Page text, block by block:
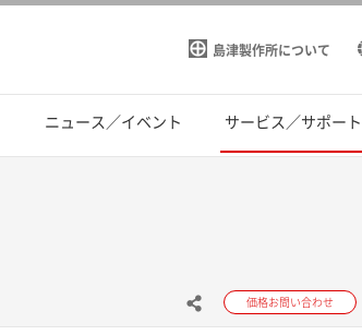
島津製作所について
ニュース／イベント サービス／サポート
価格お問い合わせ